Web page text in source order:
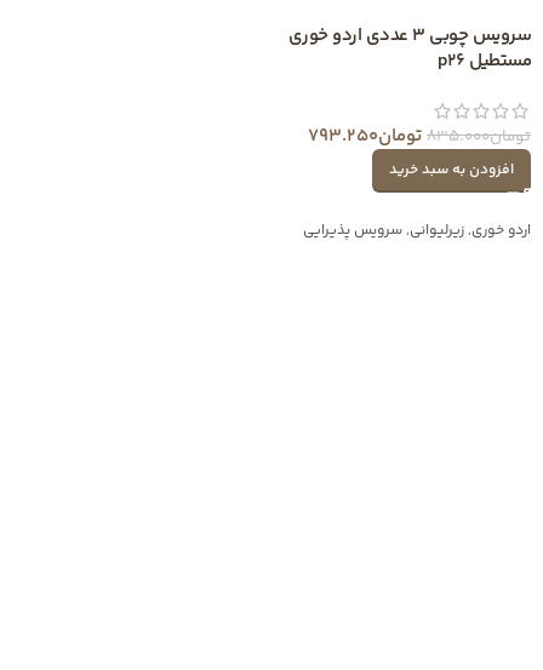
سرویس چوبی 3 عددی اردو خوری
مستطیل p26
تومان835.000تومان793.250
افزودن به سبد خرید
اردو خوری,زیرلیوانی,سرویس پذیرایی